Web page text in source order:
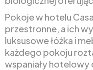
Pokoje w hotelu
przestronne, a ich
luksusowe łóżka i
każdego pokoju
wspaniały hotelowy